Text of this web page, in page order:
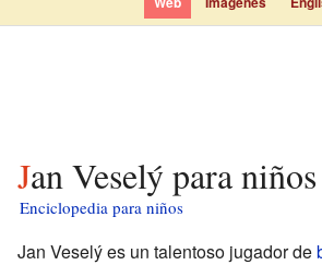
Jan Veselý para niños
Enciclopedia para niños
Jan Veselý es un talentoso jugador de